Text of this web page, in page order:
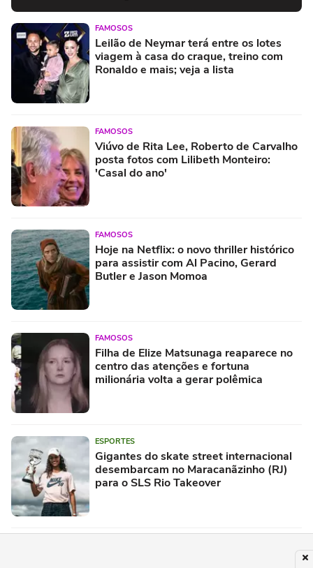
FAMOSOS
Leilão de Neymar terá entre os lotes
viagem à casa do craque, treino com
Ronaldo e mais; veja a lista
FAMOSOS
Viúvo de Rita Lee, Roberto de Carvalho
posta fotos com Lilibeth Monteiro:
'Casal do ano'
FAMOSOS
Hoje na Netflix: o novo thriller histórico
para assistir com Al Pacino, Gerard
Butler e Jason Momoa
FAMOSOS
Filha de Elize Matsunaga reaparece no
centro das atenções e fortuna
milionária volta a gerar polêmica
ESPORTES
Gigantes do skate street internacional
desembarcam no Maracanãzinho (RJ)
para o SLS Rio Takeover